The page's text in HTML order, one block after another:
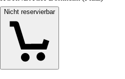
Nicht reservierbar